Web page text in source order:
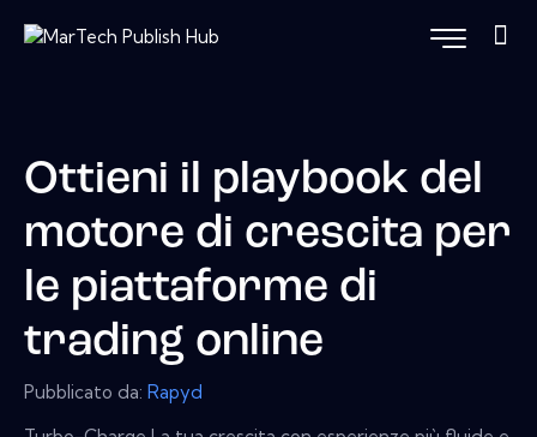
Ottieni il playbook del
motore di crescita per
le piattaforme di
trading online
Pubblicato da: Rapyd